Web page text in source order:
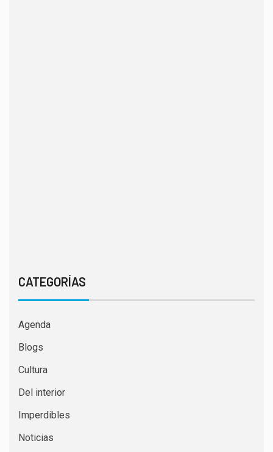
CATEGORÍAS
Agenda
Blogs
Cultura
Del interior
Imperdibles
Noticias